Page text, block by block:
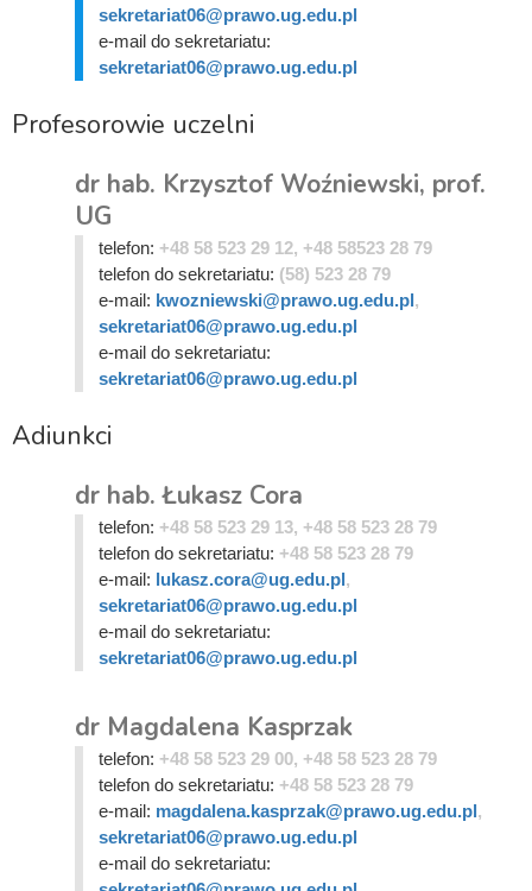
sekretariat06@prawo.ug.edu.pl
e-mail do sekretariatu:
sekretariat06@prawo.ug.edu.pl
Profesorowie uczelni
dr hab. Krzysztof Woźniewski, prof.
UG
telefon: +48 58 523 29 12, +48 58523 28 79
telefon do sekretariatu: (58) 523 28 79
e-mail: kwozniewski@prawo.ug.edu.pl,
sekretariat06@prawo.ug.edu.pl
e-mail do sekretariatu:
sekretariat06@prawo.ug.edu.pl
Adiunkci
dr hab. Łukasz Cora
telefon: +48 58 523 29 13, +48 58 523 28 79
telefon do sekretariatu: +48 58 523 28 79
e-mail: lukasz.cora@ug.edu.pl,
sekretariat06@prawo.ug.edu.pl
e-mail do sekretariatu:
sekretariat06@prawo.ug.edu.pl
dr Magdalena Kasprzak
telefon: +48 58 523 29 00, +48 58 523 28 79
telefon do sekretariatu: +48 58 523 28 79
e-mail: magdalena.kasprzak@prawo.ug.edu.pl,
sekretariat06@prawo.ug.edu.pl
e-mail do sekretariatu: